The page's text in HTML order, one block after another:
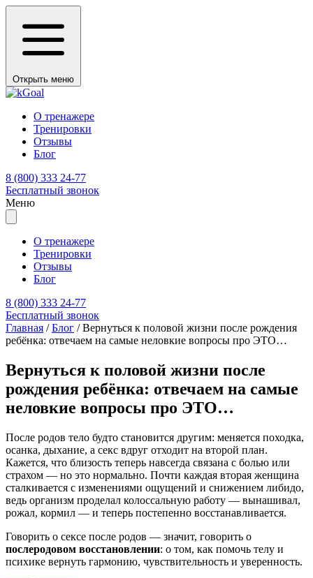
Открыть меню
О тренажере
Тренировки
Отзывы
Блог
8 (800) 333 24-77
Бесплатный звонок
Меню
О тренажере
Тренировки
Отзывы
Блог
8 (800) 333 24-77
Бесплатный звонок
Главная /Блог /Вернуться к половой жизни после рождения
ребёнка: отвечаем на самые неловкие вопросы про ЭТО…
Вернуться к половой жизни после
рождения ребёнка: отвечаем на самые
неловкие вопросы про ЭТО…
После родов тело будто становится другим: меняется походка,
осанка, дыхание, а секс вдруг отходит на второй план.
Кажется, что близость теперь навсегда связана с болью или
страхом — но это нормально. Почти каждая вторая женщина
сталкивается с изменениями ощущений и снижением либидо,
ведь организм проделал колоссальную работу — вынашивал,
рожал, кормил — и теперь постепенно восстанавливается.
Говорить о сексе после родов — значит, говорить о
послеродовом восстановлении: о том, как помочь телу и
психике вернуть гармонию, чувствительность и уверенность.